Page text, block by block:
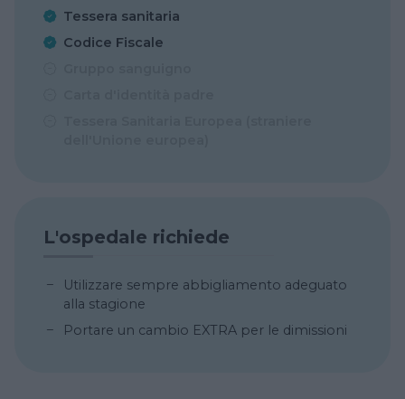
Tessera sanitaria
Codice Fiscale
L'ospedale richiede
Utilizzare sempre abbigliamento adeguato
alla stagione
Portare un cambio EXTRA per le dimissioni